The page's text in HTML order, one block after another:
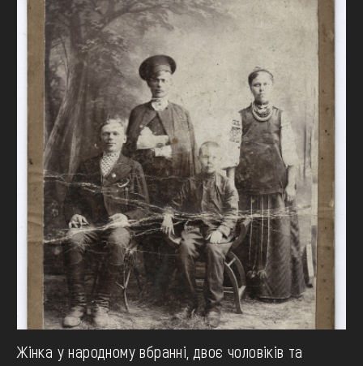
Жінка у народному вбранні, двоє чоловіків та